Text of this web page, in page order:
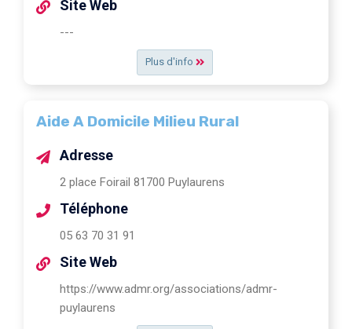
Plus d'info
Site Web
---
Aide A Domicile Milieu Rural
Adresse
2 place Foirail 81700 Puylaurens
Téléphone
05 63 70 31 91
Site Web
https://www.admr.org/associations/admr-
puylaurens